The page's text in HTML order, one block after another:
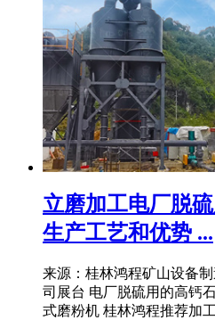
立磨加工电厂脱
生产工艺和优势 ...
来源：桂林鸿程矿山设备
司展台 电厂脱硫用的高钙
式磨粉机 桂林鸿程推荐加